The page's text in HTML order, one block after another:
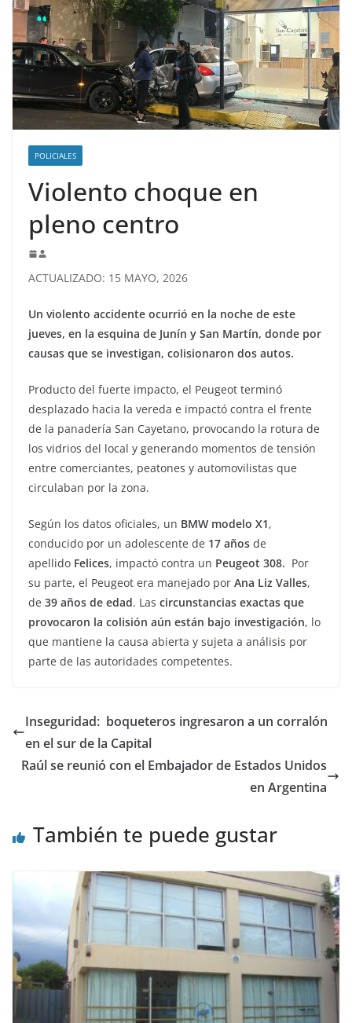
POLICIALES
Violento choque en
pleno centro
ACTUALIZADO: 15 MAYO, 2026
Un violento accidente ocurrió en la noche de este
jueves, en la esquina de Junín y San Martín, donde por
causas que se investigan, colisionaron dos autos.
Producto del fuerte impacto, el Peugeot terminó
desplazado hacia la vereda e impactó contra el frente
de la panadería San Cayetano, provocando la rotura de
los vidrios del local y generando momentos de tensión
entre comerciantes, peatones y automovilistas que
circulaban por la zona.
Según los datos oficiales, un BMW modelo X1,
conducido por un adolescente de 17 años de
apellido Felices, impactó contra un Peugeot 308. Por
su parte, el Peugeot era manejado por Ana Liz Valles,
de 39 años de edad. Las circunstancias exactas que
provocaron la colisión aún están bajo investigación, lo
que mantiene la causa abierta y sujeta a análisis por
parte de las autoridades competentes.
Inseguridad: boqueteros ingresaron a un corralón
en el sur de la Capital
Raúl se reunió con el Embajador de Estados Unidos
en Argentina
También te puede gustar